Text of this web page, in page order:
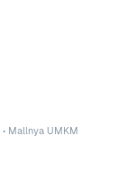
• Mallnya UMKM